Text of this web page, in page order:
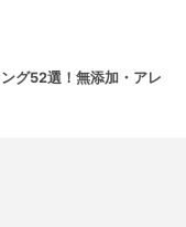
グ52選！無添加・アレ